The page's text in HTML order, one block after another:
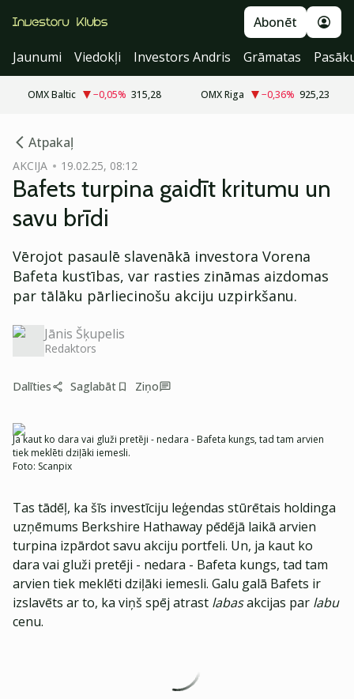
Abonēt
Jaunumi
Viedokļi Investors Andris Grāmatas
OMX Baltic −0,05% 315,28 OMX Riga −0,36% 925,23
Atpakaļ
AKCIJA 19.02.25, 08:12
Bafets turpina gaidīt kritumu un
savu brīdi
Vērojot pasaulē slavenākā investora Vorena
Bafeta kustības, var rasties zināmas aizdomas
par tālāku pārliecinošu akciju uzpirkšanu.
Jānis Šķupelis
Redaktors
Dalīties Saglabāt Ziņo
Ja kaut ko dara vai gluži pretēji - nedara - Bafeta kungs, tad tam arvien
tiek meklēti dziļāki iemesli.
Foto: Scanpix
Tas tādēļ, ka šīs investīciju leģendas stūrētais holdinga
uzņēmums Berkshire Hathaway pēdējā laikā arvien
turpina izpārdot savu akciju portfeli. Un, ja kaut ko
dara vai gluži pretēji - nedara - Bafeta kungs, tad tam
arvien tiek meklēti dziļāki iemesli. Galu galā Bafets ir
izslavēts ar to, ka viņš spēj atrast labasakcijas par labu
cenu.